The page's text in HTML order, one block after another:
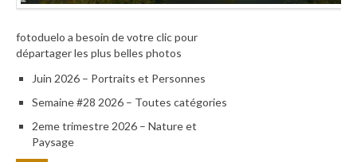
fotoduelo a besoin de votre clic pour
départager les plus belles photos
Juin 2026 – Portraits et Personnes
Semaine #28 2026 – Toutes catégories
2eme trimestre 2026 – Nature et
Paysage